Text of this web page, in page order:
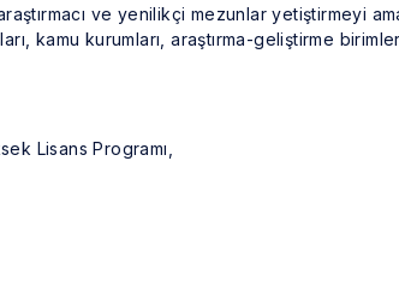
ve yenilikçi mezunlar yetiştirmeyi
kamu kurumları, araştırma-geliştirme
Lisans Programı,